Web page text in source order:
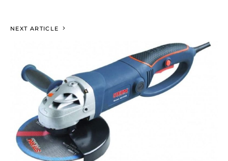
NEXT ARTICLE